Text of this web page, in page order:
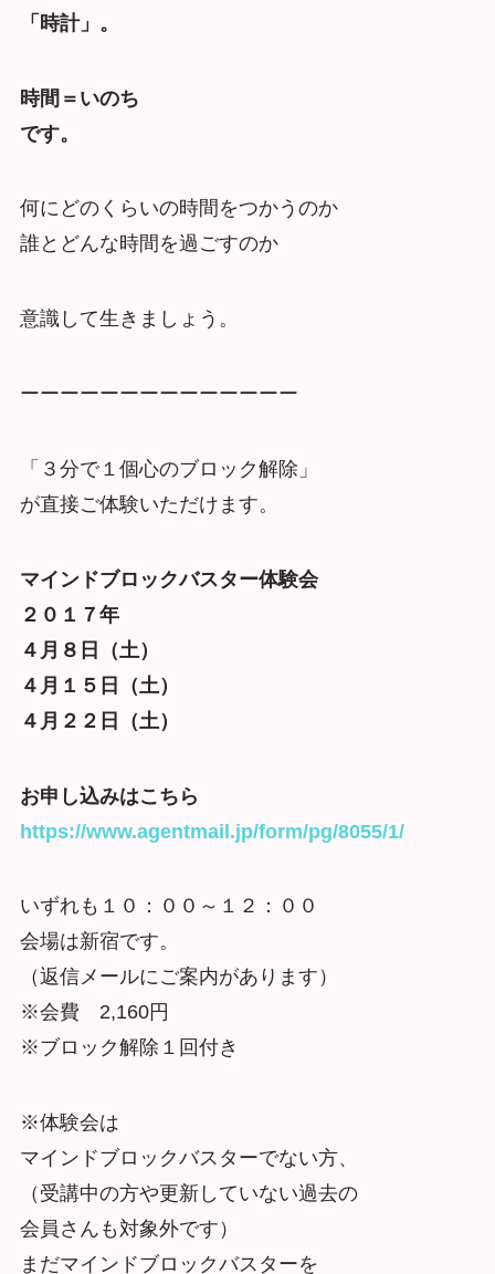
「時計」。
時間＝いのち
です。
何にどのくらいの時間をつかうのか
誰とどんな時間を過ごすのか
意識して生きましょう。
ーーーーーーーーーーーーーー
「３分で１個心のブロック解除」
が直接ご体験いただけます。
マインドブロックバスター体験会
２０１７年
４月８日（土）
４月１５日（土）
４月２２日（土）
お申し込みはこちら
https://www.agentmail.jp/form/pg/8055/1/
いずれも１０：００～１２：００
会場は新宿です。
（返信メールにご案内があります）
※会費 2,160円
※ブロック解除１回付き
※体験会は
マインドブロックバスターでない方、
（受講中の方や更新していない過去の
会員さんも対象外です）
まだマインドブロックバスターを